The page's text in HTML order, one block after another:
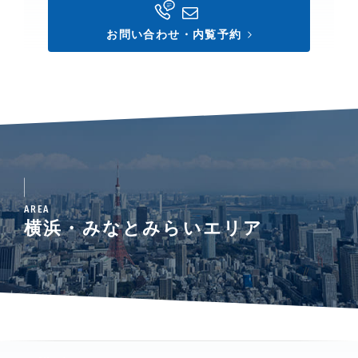
お問い合わせ・内覧予約
AREA
横浜・みなとみらいエリア